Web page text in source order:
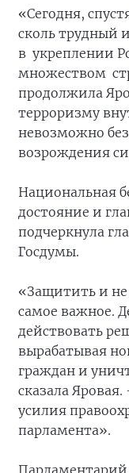
«Сегодня,
сколь трудный
в укреплении
множеством
продолжила
терроризму
невозможно
возрождения
Национальная
достояние и
подчеркнула
Госдумы.
«Защитить и
самое важное.
действовать
вырабатывая
граждан и
сказала
усилия
парламента».